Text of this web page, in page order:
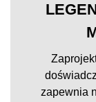
zapewnia